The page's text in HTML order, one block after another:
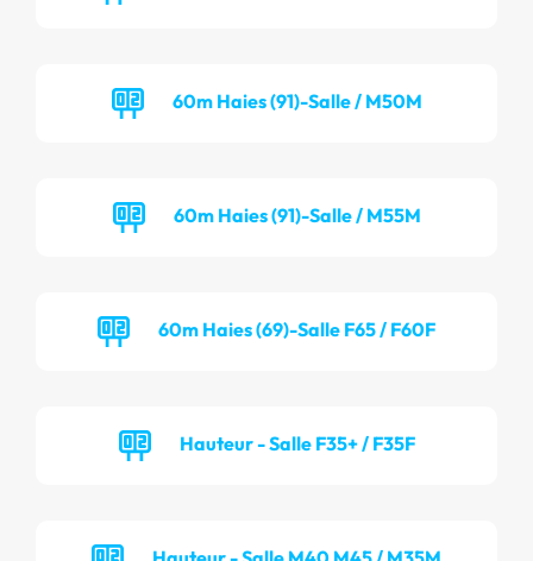
60m Haies (91)-Salle / M50M
60m Haies (91)-Salle / M55M
60m Haies (69)-Salle F65 / F60F
Hauteur - Salle F35+ / F35F